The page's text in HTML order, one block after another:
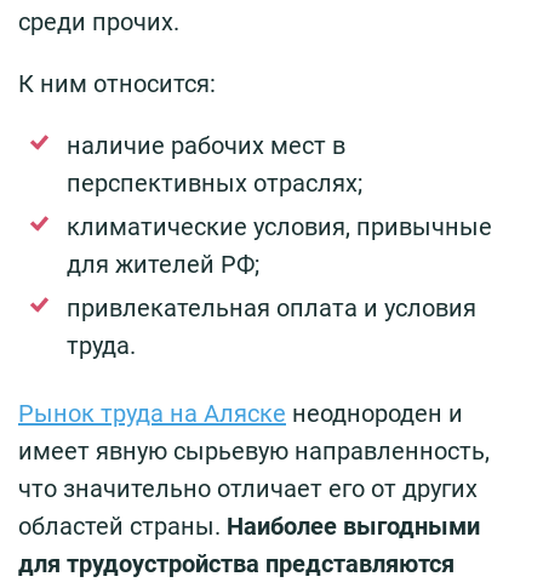
среди прочих.
К ним относится:
наличие рабочих мест в
перспективных отраслях;
климатические условия, привычные
для жителей РФ;
привлекательная оплата и условия
труда.
Рынок труда на Аляске неоднороден и
имеет явную сырьевую направленность,
что значительно отличает его от других
областей страны. Наиболее выгодными
для трудоустройства представляются